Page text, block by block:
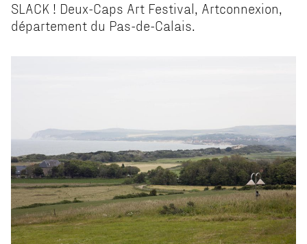
SLACK ! Deux-Caps Art Festival, Artconnexion,
département du Pas-de-Calais.